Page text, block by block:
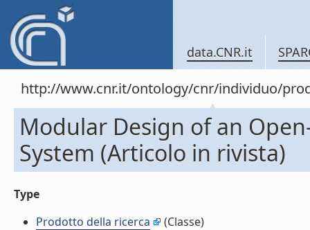
data.CNR.it
http://www.cnr.it/ontology/cnr/individuo/
Modular Design of an
System (Articolo in rivista)
Type
Prodotto della ricerca
(Classe)